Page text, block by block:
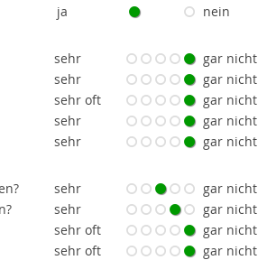
ja
nein
sehr
gar nicht
sehr
gar nicht
sehr oft
gar nicht
sehr
gar nicht
sehr
gar nicht
sehr
gar nicht
sehr
gar nicht
sehr oft
gar nicht
sehr oft gar nicht